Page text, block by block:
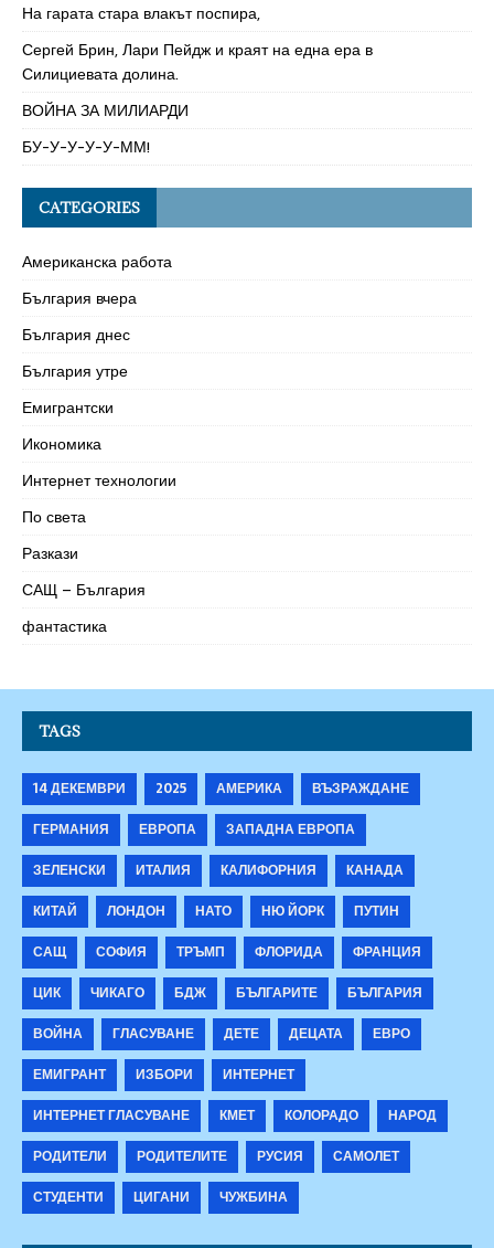
На гарата стара влакът поспира,
Сергей Брин, Лари Пейдж и краят на една ера в
Силициевата долина.
ВОЙНА ЗА МИЛИАРДИ
БУ-У-У-У-У-ММ!
CATEGORIES
Американска работа
България вчера
България днес
България утре
Емигрантски
Икономика
Интернет технологии
По света
Разкази
САЩ – България
фантастика
TAGS
14 ДЕКЕМВРИ 2025 АМЕРИКА
ВЪЗРАЖДАНЕ
ГЕРМАНИЯ
ЕВРОПА
ЗАПАДНА ЕВРОПА
ЗЕЛЕНСКИ
ИТАЛИЯ КАЛИФОРНИЯ
КАНАДА
КИТАЙ
ЛОНДОН НАТО НЮ ЙОРК
ПУТИН
САЩ
СОФИЯ ТРЪМП ФЛОРИДА
ФРАНЦИЯ
ЦИК
ЧИКАГО БДЖ БЪЛГАРИТЕ
БЪЛГАРИЯ
ВОЙНА
ГЛАСУВАНЕ ДЕТЕ ДЕЦАТА
ЕВРО
ЕМИГРАНТ
ИЗБОРИ
ИНТЕРНЕТ
ИНТЕРНЕТ ГЛАСУВАНЕ
КМЕТ КОЛОРАДО
НАРОД
РОДИТЕЛИ
РОДИТЕЛИТЕ РУСИЯ
САМОЛЕТ
СТУДЕНТИ
ЦИГАНИ ЧУЖБИНА